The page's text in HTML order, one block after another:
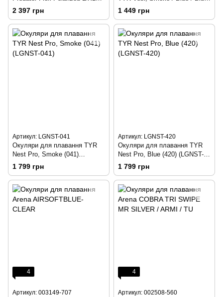
(Red/ Blk) (Blue/ Silver)
2 397 грн
(156) (LGHYB-156)
1 449 грн
Артикул: LGNST-041
Окуляри для плавання TYR
Nest Pro, Smoke (041)
(LGNST-041)
1 799 грн
Артикул: LGNST-420
Окуляри для плавання TYR
Nest Pro, Blue (420) (LGNST-
420)
1 799 грн
4
Артикул: 003149-707
4
Артикул: 002508-560